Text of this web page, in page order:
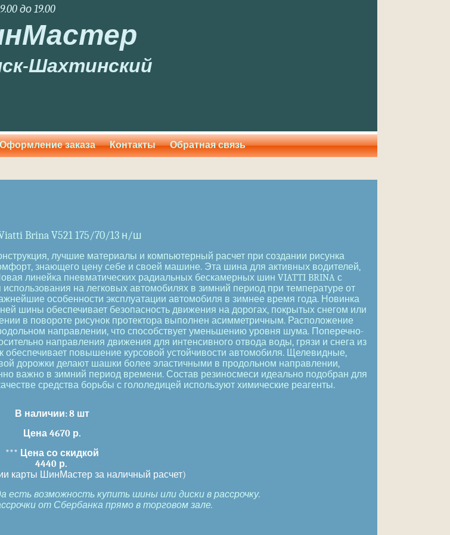
до 19.00
Шахтинский
Оформление заказа Контакты Обратная связь
Brina V521 175/70/13 н/ш
лучшие материалы и компьютерный расчет при создании рисунка
знающего цену себе и своей машине. Эта шина для активных водителей,
линейка пневматических радиальных бескамерных шин VIATTI BRINA с
на легковых автомобилях в зимний период при температуре от
особенности эксплуатации автомобиля в зимнее время года. Новинка
шины обеспечивает безопасность движения на дорогах, покрытых снегом или
в повороте рисунок протектора выполнен асимметричным. Расположение
направлении, что способствует уменьшению уровня шума. Поперечно-
направления движения для интенсивного отвода воды, грязи и снега из
обеспечивает повышение курсовой устойчивости автомобиля. Щелевидные,
дорожки делают шашки более эластичными в продольном направлении,
важно в зимний период времени. Состав резиносмеси идеально подобран для
средства борьбы с гололедицей используют химические реагенты.
В наличии:8 шт
Цена 4670 р.
*** Цена со скидкой
4440 р.
карты ШинМастер за наличный расчет)
есть возможность купить шины или диски в рассрочку.
от Сбербанка прямо в торговом зале.